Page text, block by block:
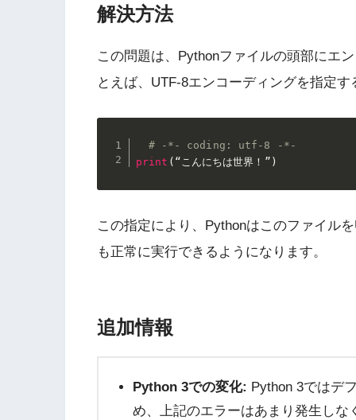
解決方法
この問題は、Pythonファイルの頭部にエ
とえば、UTF-8エンコーディングを指定
# -*- coding: utf-8 -*-
print ( “こんにちは世界！” )
この指定により、Pythonはこのファイル
も正常に実行できるようになります。
追加情報
Python 3での変化: Python 3ではデ
め、上記のエラーはあまり発生し